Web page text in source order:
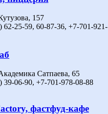
157
62-25-59, 60-87-36, +7-701-921-
Сатпаева, 65
39-06-90, +7-701-978-08-88
фастфуд-кафе